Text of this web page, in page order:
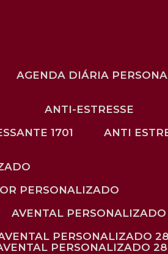
AGENDA DIÁRIA
ANTI-ESTRESSE
1701 ANTI
PERSONALIZADO
AVENTAL PERSONALIZADO
AVENTAL PERSONALIZADO
AVENTAL PERSONALIZADO